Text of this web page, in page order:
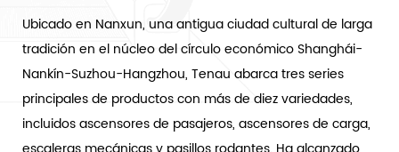
Ubicado en Nanxun, una antigua ciudad cultural de larga
tradición en el núcleo del círculo económico Shanghái-
Nankín-Suzhou-Hangzhou, Tenau abarca tres series
principales de productos con más de diez variedades,
incluidos ascensores de pasajeros, ascensores de carga,